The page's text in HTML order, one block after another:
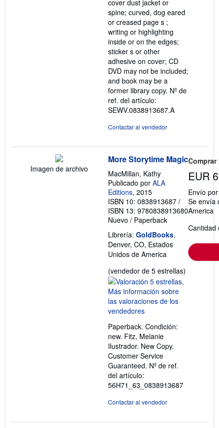
cover dust jacket or
spine; curved, dog eared
or creased page s ;
writing or highlighting
inside or on the edges;
sticker s or other
adhesive on cover; CD
DVD may not be included;
and book may be a
former library copy. Nº de
ref. del artículo:
SEWV.0838913687.A
Contactar al vendedor
Imagen de archivo
More Storytime Magic
MacMillan, Kathy
Publicado por ALA
Editions, 2015
ISBN 10: 0838913687 /
ISBN 13: 9780838913680
Nuevo / Paperback
Librería: GoldBooks,
Denver, CO, Estados
Unidos de America
(vendedor de 5 estrellas)
Paperback. Condición:
new. Fitz, Melanie
Ilustrador. New Copy.
Customer Service
Guaranteed. Nº de ref.
del artículo:
56H71_63_0838913687
Contactar al vendedor
EUR
Envío
Se envía
America
Cantidad